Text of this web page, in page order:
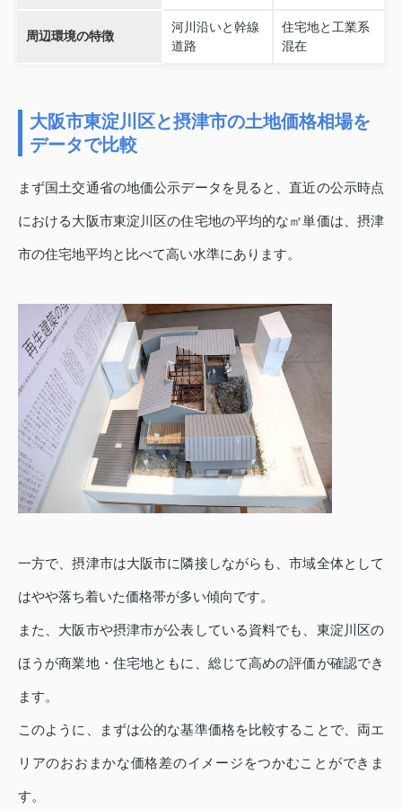
周辺環境の特徴
河川沿いと幹線
道路
住宅地と工業系
混在
大阪市東淀川区と摂津市の土地価格相場を
データで比較
まず国土交通省の地価公示データを見ると、直近の公示時点
における大阪市東淀川区の住宅地の平均的な㎡単価は、摂津
市の住宅地平均と比べて高い水準にあります。
一方で、摂津市は大阪市に隣接しながらも、市域全体として
はやや落ち着いた価格帯が多い傾向です。
また、大阪市や摂津市が公表している資料でも、東淀川区の
ほうが商業地・住宅地ともに、総じて高めの評価が確認でき
ます。
このように、まずは公的な基準価格を比較することで、両エ
リアのおおまかな価格差のイメージをつかむことができま
す。